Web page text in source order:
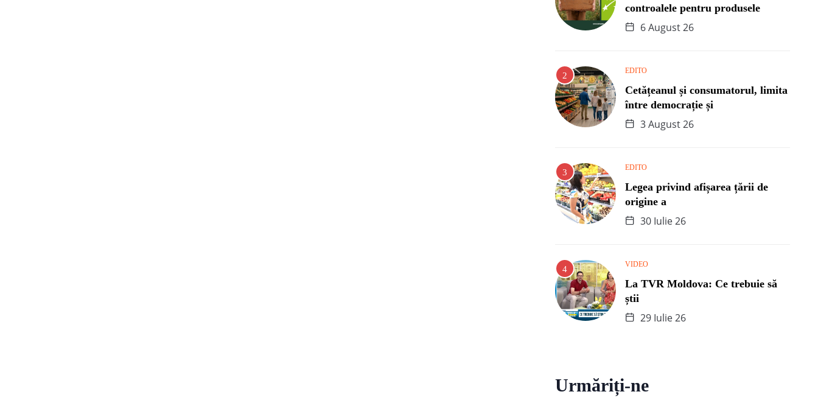
controalele pentru produsele
6 August 26
EDITO
Cetățeanul și consumatorul, limita
între democrație și
3 August 26
EDITO
Legea privind afișarea țării de
origine a
30 Iulie 26
VIDEO
La TVR Moldova: Ce trebuie să
știi
29 Iulie 26
Urmăriți-ne